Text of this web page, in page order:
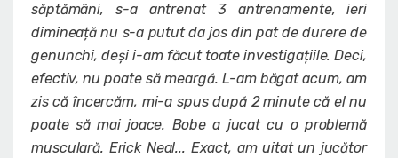
săptămâni, s-a antrenat 3 antrenamente, ieri
dimineață nu s-a putut da jos din pat de durere de
genunchi, deși i-am făcut toate investigațiile. Deci,
efectiv, nu poate să meargă. L-am băgat acum, am
zis că încercăm, mi-a spus după 2 minute că el nu
poate să mai joace. Bobe a jucat cu o problemă
musculară. Erick Neal... Exact, am uitat un jucător